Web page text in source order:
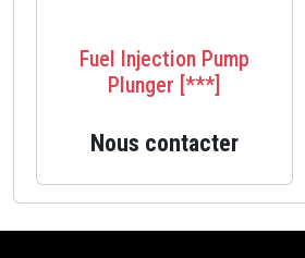
Fuel Injection Pump
Plunger [***]
Nous contacter